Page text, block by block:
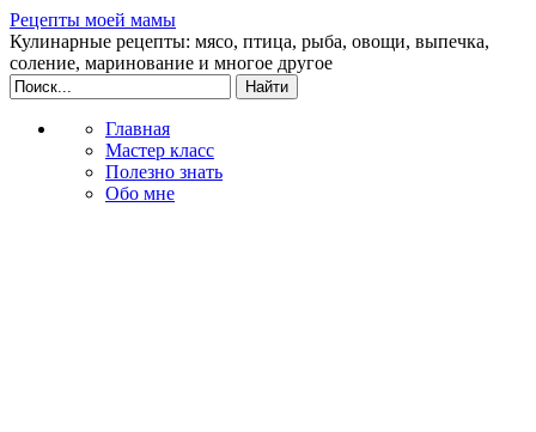
Рецепты моей мамы
Кулинарные рецепты: мясо, птица, рыба, овощи, выпечка,
соление, маринование и многое другое
Главная
Мастер класс
Полезно знать
Обо мне